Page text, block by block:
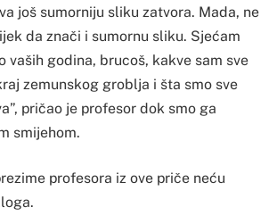
još sumorniju sliku zatvora. Mada, ne
da znači i sumornu sliku. Sjećam
vaših godina, brucoš, kakve sam sve
zemunskog groblja i šta smo sve
pričao je profesor dok smo ga
smijehom.
profesora iz ove priče neću